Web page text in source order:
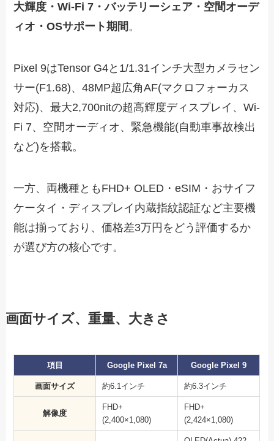
大輝度・Wi-Fi 7・バッテリーシェア・空間オーデ
ィオ・OSサポート期間。
Pixel 9はTensor G4と1/1.31インチ大型カメラセン
サー(F1.68)、48MP超広角AF(マクロフォーカス
対応)、最大2,700nitの超高輝度ディスプレイ、Wi-
Fi 7、空間オーディオ、緊急機能(自動車事故検出
など)を搭載。
一方、両機種ともFHD+ OLED・eSIM・おサイフ
ケータイ・ディスプレイ内蔵指紋認証など主要機
能は揃っており、価格差3万円をどう評価するか
が選び方の核心です。
画面サイズ、重量、大きさ
項目 Google Pixel 7a Google Pixel 9
画面サイズ 約6.1インチ 約6.3インチ
解像度
FHD+
(2,400×1,080)
FHD+
(2,424×1,080)